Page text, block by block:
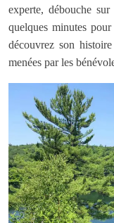
experte, débouche
quelques minutes
découvrez son
menées par les